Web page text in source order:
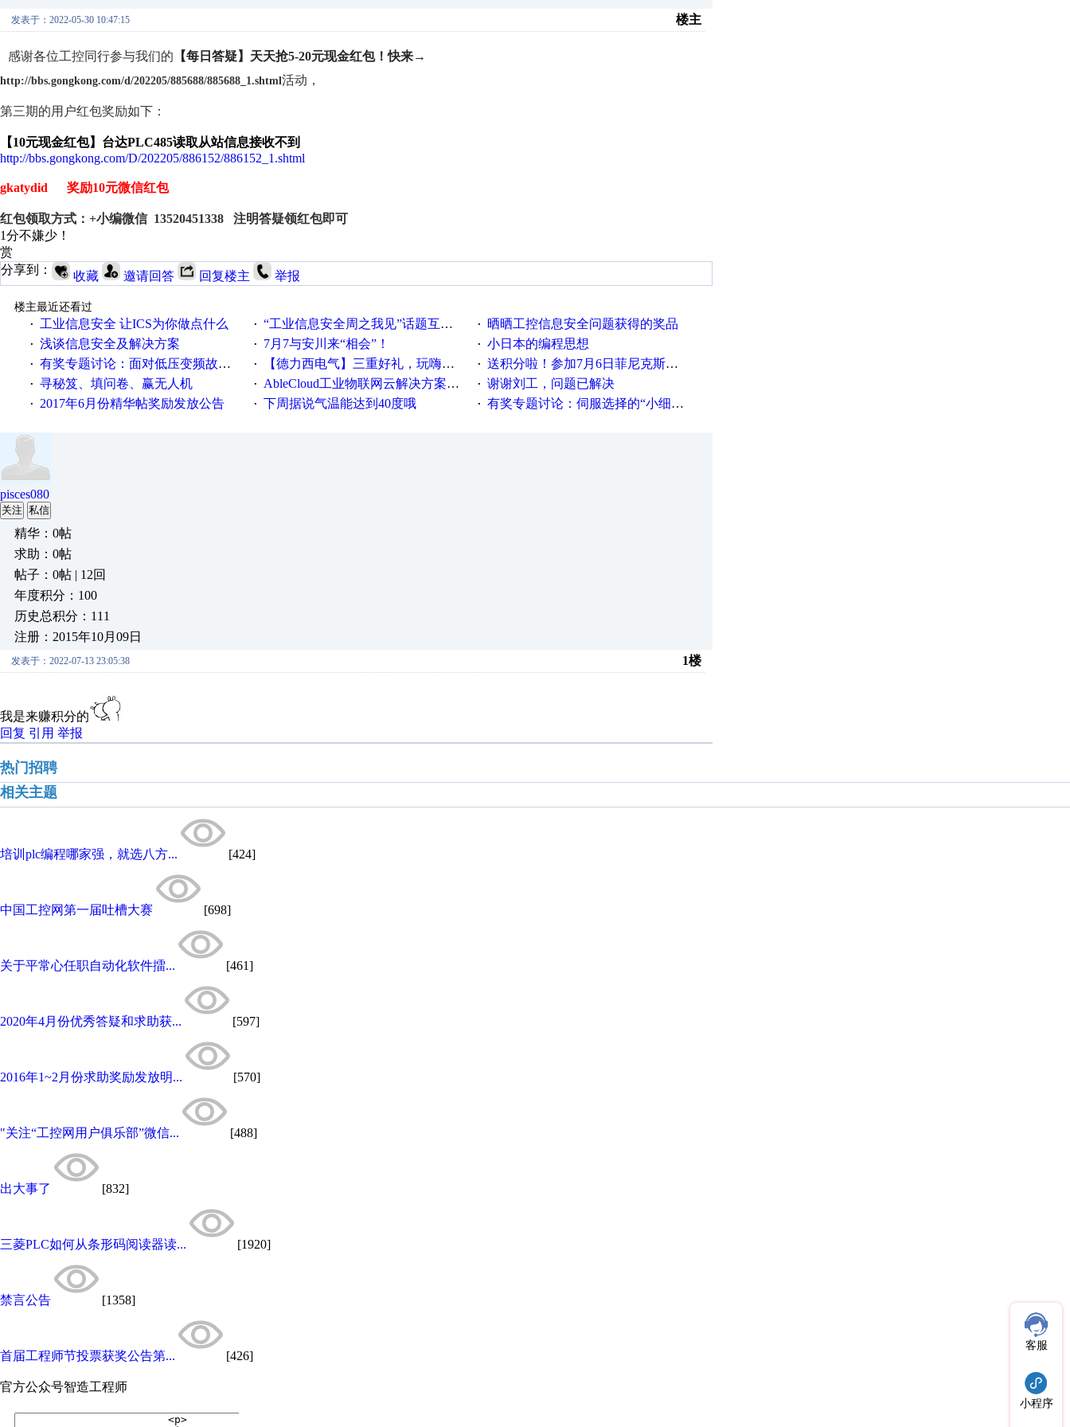
发表于：2022-05-30 10:47:15 楼主
感谢各位工控同行参与我们的 【每日答疑】天天抢5-20元现金红包！快来→
http://bbs.gongkong.com/d/202205/885688/885688_1.shtml活动，
第三期的用户红包奖励如下：
【10元现金红包】台达PLC485读取从站信息接收不到
http://bbs.gongkong.com/D/202205/886152/886152_1.shtml
gkatydid 奖励10元微信红包
红包领取方式：+小编微信 13520451338 注明答疑领红包即可
1分不嫌少！
赏
分享到：
收藏 邀请回答 回复楼主 举报
楼主最近还看过
·
工业信息安全 让ICS为你做点什么 · “工业信息安全周之我见”话题互动获奖名单发布公告 · 晒晒工控信息安全问题获得的奖品
· 浅谈信息安全及解决方案 · 7月7与安川来“相会”！ · 小日本的编程思想
· 有奖专题讨论：面对低压变频故障，老手是这样解决的！ · 【德力西电气】三重好礼，玩嗨夏日！ · 送积分啦！参加7月6日菲尼克斯在线研讨会即得
· 寻秘笈、填问卷、赢无人机 · AbleCloud工业物联网云解决方案实践及应用 · 谢谢刘工，问题已解决
· 2017年6月份精华帖奖励发放公告 · 下周据说气温能达到40度哦 · 有奖专题讨论：伺服选择的“小细节大学问”奖励公告
pisces080
关注 私信
精华：0帖
求助：0帖
帖子：0帖 | 12回
年度积分：100
历史总积分：111
注册：2015年10月09日
发表于：2022-07-13 23:05:38 1楼
我是来赚积分的
回复 引用 举报
热门招聘
相关主题
培训plc编程哪家强，就选八方... [424]
中国工控网第一届吐槽大赛 [698]
关于平常心任职自动化软件擂... [461]
2020年4月份优秀答疑和求助获... [597]
2016年1~2月份求助奖励发放明... [570]
"关注“工控网用户俱乐部”微信... [488]
出大事了 [832]
三菱PLC如何从条形码阅读器读... [1920]
禁言公告 [1358]
首届工程师节投票获奖公告第... [426]
官方公众号智造工程师
客服
小程序